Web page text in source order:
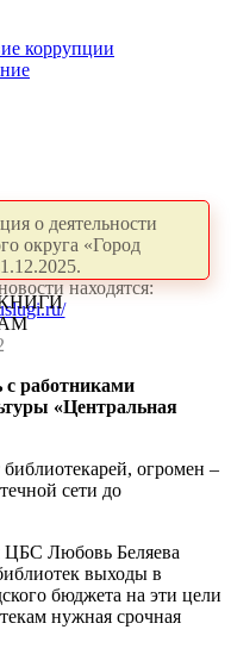
коррупции
о деятельности
округа «Город
находятся:
с работниками
«Центральная
огромен –
сети до
ЦБС Любовь Беляева
выходы в
бюджета на эти цели
нужная срочная